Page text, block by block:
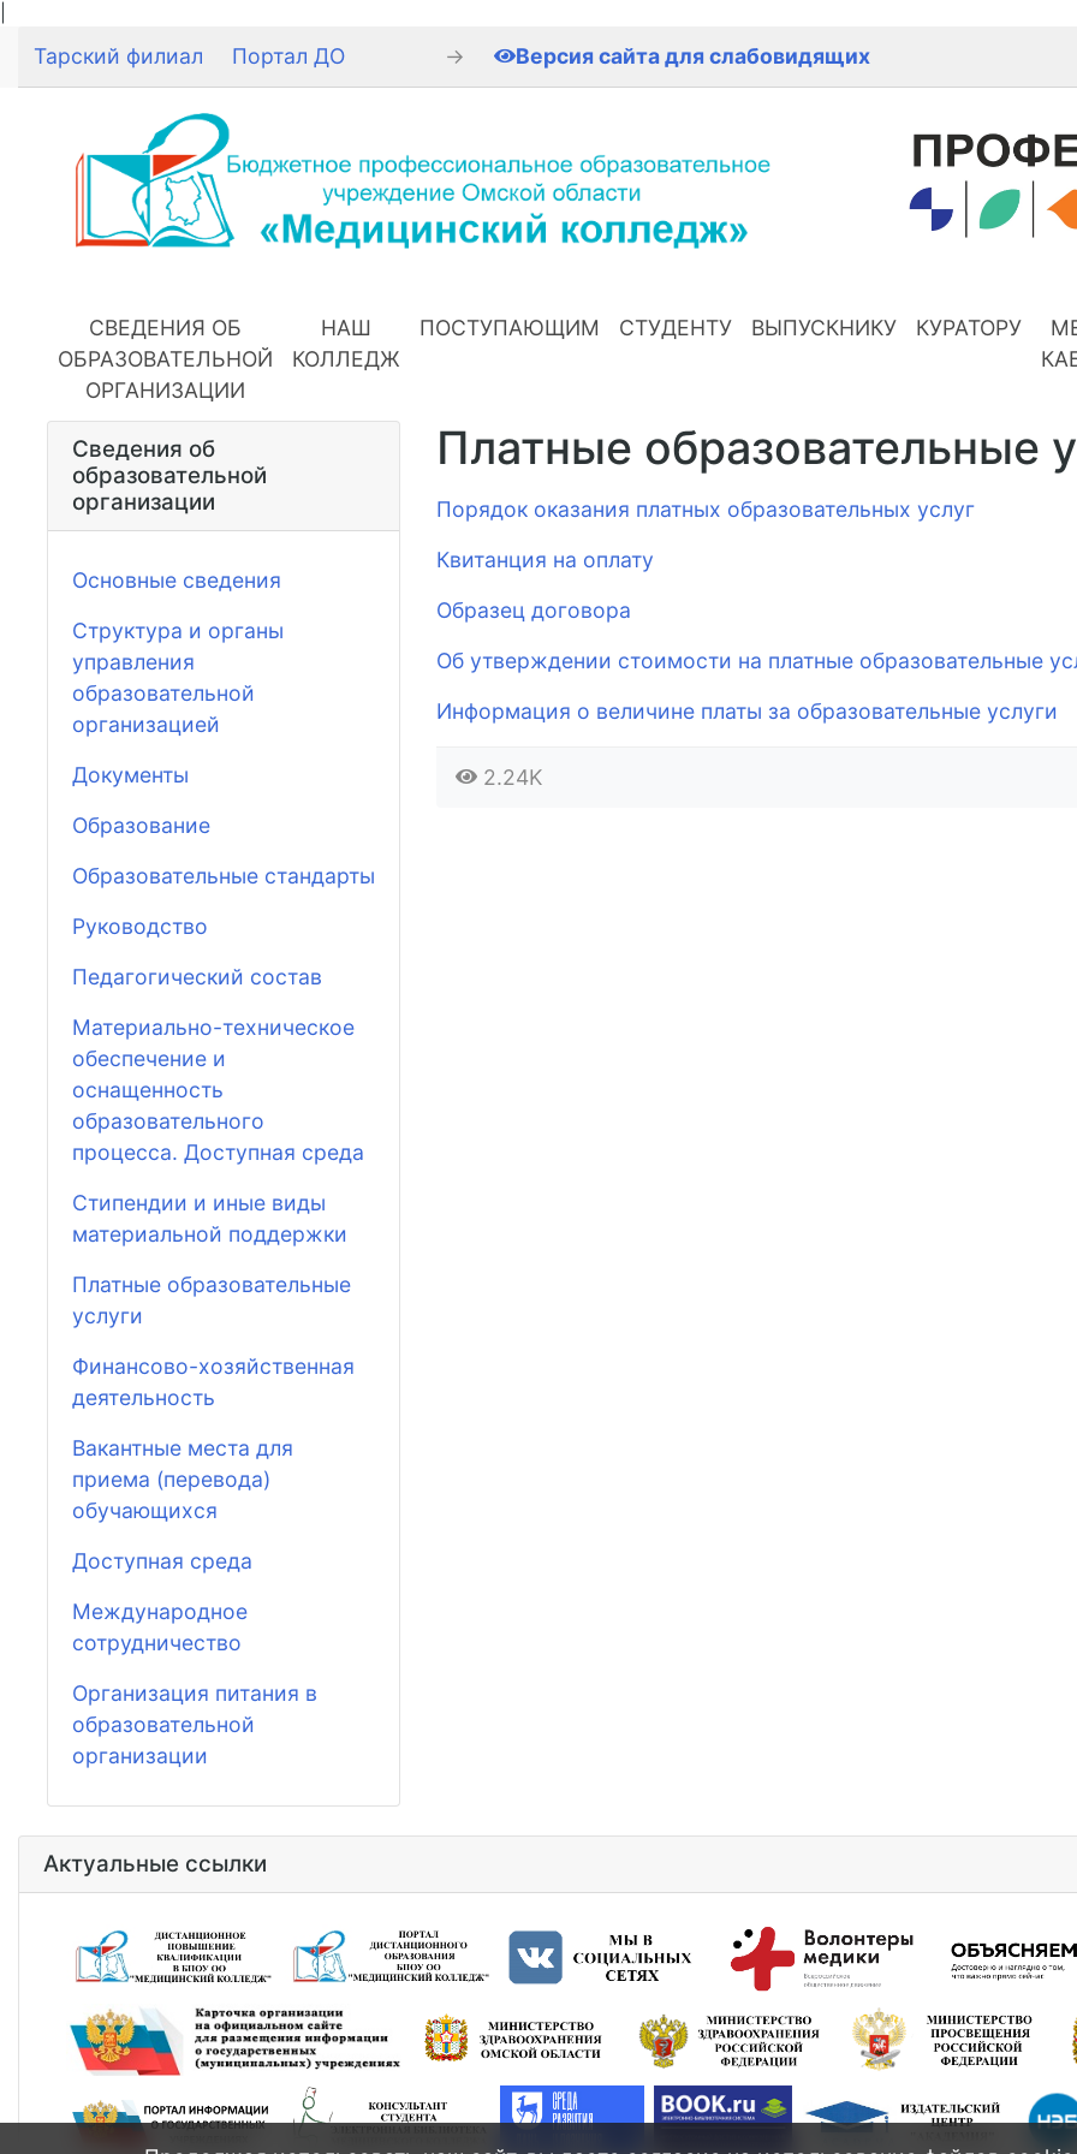
Тарский филиал Портал ДО → Версия сайта для слабовидящих
СВЕДЕНИЯ ОБ
ОБРАЗОВАТЕЛЬНОЙ
ОРГАНИЗАЦИИ
НАШ
КОЛЛЕДЖ
ПОСТУПАЮЩИМ СТУДЕНТУ ВЫПУСКНИКУ КУРАТОРУ
Платные образовательные
Порядок оказания платных образовательных услуг
Квитанция на оплату
Образец договора
Об утверждении стоимости на платные образовательные
Информация о величине платы за образовательные услуги
2.24K
Сведения об
образовательной
организации
Основные сведения
Структура и органы
управления
образовательной
организацией
Документы
Образование
Образовательные стандарты
Руководство
Педагогический состав
Материально-техническое
обеспечение и
оснащенность
образовательного
процесса. Доступная среда
Стипендии и иные виды
материальной поддержки
Платные образовательные
услуги
Финансово-хозяйственная
деятельность
Вакантные места для
приема (перевода)
обучающихся
Доступная среда
Международное
сотрудничество
Организация питания в
образовательной
организации
Актуальные ссылки